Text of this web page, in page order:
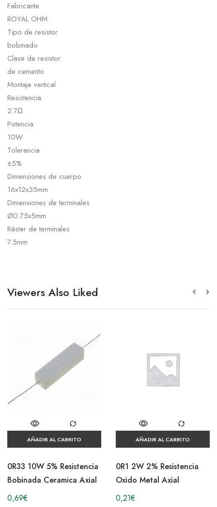
Fabricante
ROYAL OHM
Tipo de resistor
bobinado
Clase de resistor
de cemento
Montaje vertical
Resistencia
2.7Ω
Potencia
10W
Tolerancia
±5%
Dimensiones de cuerpo
16x12x35mm
Dimensiones de terminales
Ø0.75x5mm
Ráster de terminales
7.5mm
Viewers Also Liked
AÑADIR AL CARRITO
0R33 10W 5% Resistencia
Bobinada Ceramica Axial
0,69€
AÑADIR AL CARRITO
0R1 2W 2% Resistencia
Oxido Metal Axial
0,21€